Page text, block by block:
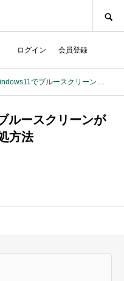
ログイン 会員登録
でブルースクリーンが出たときの対処方法
ルースクリーンが
方法